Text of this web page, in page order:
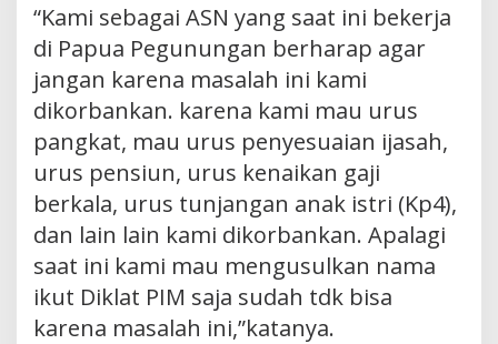
“Kami sebagai ASN yang saat ini bekerja
di Papua Pegunungan berharap agar
jangan karena masalah ini kami
dikorbankan. karena kami mau urus
pangkat, mau urus penyesuaian ijasah,
urus pensiun, urus kenaikan gaji
berkala, urus tunjangan anak istri (Kp4),
dan lain lain kami dikorbankan. Apalagi
saat ini kami mau mengusulkan nama
ikut Diklat PIM saja sudah tdk bisa
karena masalah ini,”katanya.